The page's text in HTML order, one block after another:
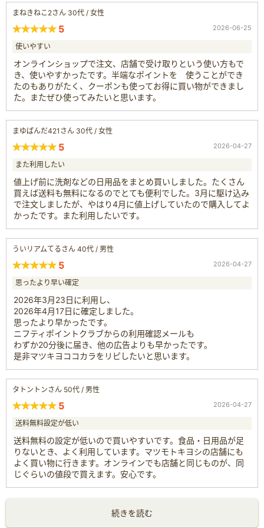
まねきねこ2さん 30代 / 女性
5 2026-06-25
使いやすい
オンラインショップで注文、店舗で受け取りという使い方もで
き、使いやすかったです。半端なポイントを 使うことができ
たのもありがたく、クーポンも使ってお得に買い物ができまし
た。またぜひ使ってみたいと思います。
まゆぱんだ421さん 30代 / 女性
5 2026-04-27
また利用したい
値上げ前に洗剤などの日用品をまとめ買いしました。たくさん
買えば送料も無料になるのでとても便利でした。3月に駆け込み
で注文しましたが、やはり4月に値上げしていたので購入してよ
かったです。また利用したいです。
ういリアムてるさん 40代 / 男性
5 2026-04-27
思ったより早い確定
2026年3月23日に利用し、
2026年4月17日に確定しました。
思ったより早かったです。
ニフティポイントクラブからの利用確認メールも
わずか20分後に届き、他の広告よりも早かったです。
是非マツキヨココカラをリピしたいと思います。
タトントンさん 50代 / 男性
5 2026-04-27
送料無料設定が低い
送料無料の設定が低いので買いやすいです。食品・日用品が足
りないとき、よく利用しています。マツモトキヨシの店舗にも
よく買い物に行きます。オンラインでも店舗と同じものが、同
じぐらいの値段で買えます。安心です。
続きを読む